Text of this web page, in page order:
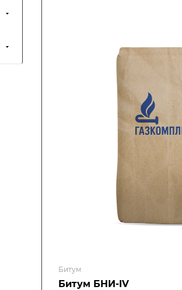
Битум
Битум БНИ-IV